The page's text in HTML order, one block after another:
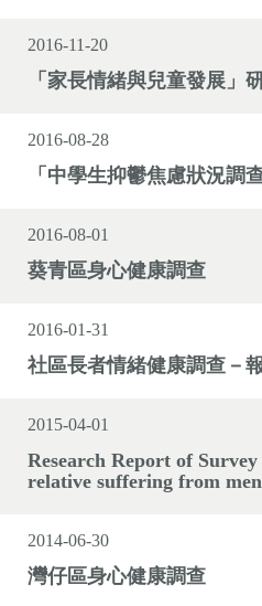
2016-11-20
「家長情緒與兒童發展」
2016-08-28
「中學生抑鬱焦慮狀況調
2016-08-01
葵青區身心健康調查
2016-01-31
社區長者情緒健康調查－
2015-04-01
Research Report of
relative suffering from
2014-06-30
灣仔區身心健康調查